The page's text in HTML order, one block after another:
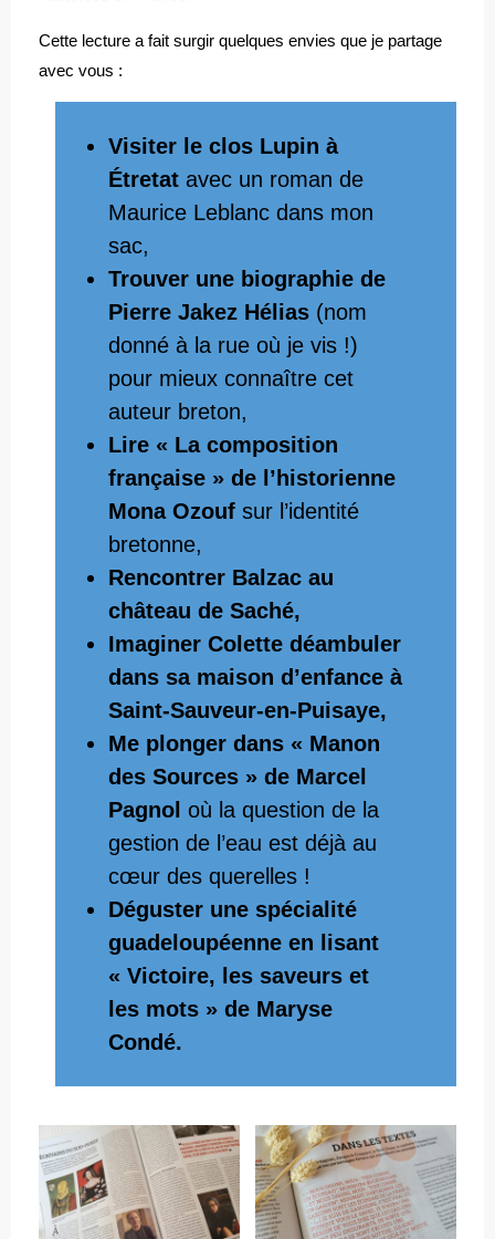
Cette lecture a fait surgir quelques envies que je partage
avec vous :
Visiter le clos Lupin à
Étretat avec un roman de
Maurice Leblanc dans mon
sac,
Trouver une biographie de
Pierre Jakez Hélias (nom
donné à la rue où je vis !)
pour mieux connaître cet
auteur breton,
Lire « La composition
française » de l’historienne
Mona Ozouf sur l’identité
bretonne,
Rencontrer Balzac au
château de Saché,
Imaginer Colette déambuler
dans sa maison d’enfance à
Saint-Sauveur-en-Puisaye,
Me plonger dans « Manon
des Sources » de Marcel
Pagnol où la question de la
gestion de l’eau est déjà au
cœur des querelles !
Déguster une spécialité
guadeloupéenne en lisant
« Victoire, les saveurs et
les mots » de Maryse
Condé.